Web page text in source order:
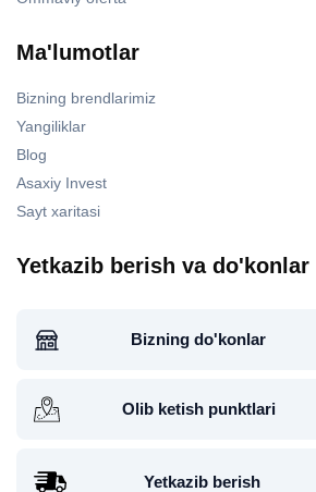
Ma'lumotlar
Bizning brendlarimiz
Yangiliklar
Blog
Asaxiy Invest
Sayt xaritasi
Yetkazib berish va do'konlar
Bizning do'konlar
Olib ketish punktlari
Yetkazib berish